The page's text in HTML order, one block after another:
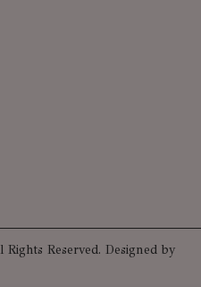
Rights Reserved. Designed by